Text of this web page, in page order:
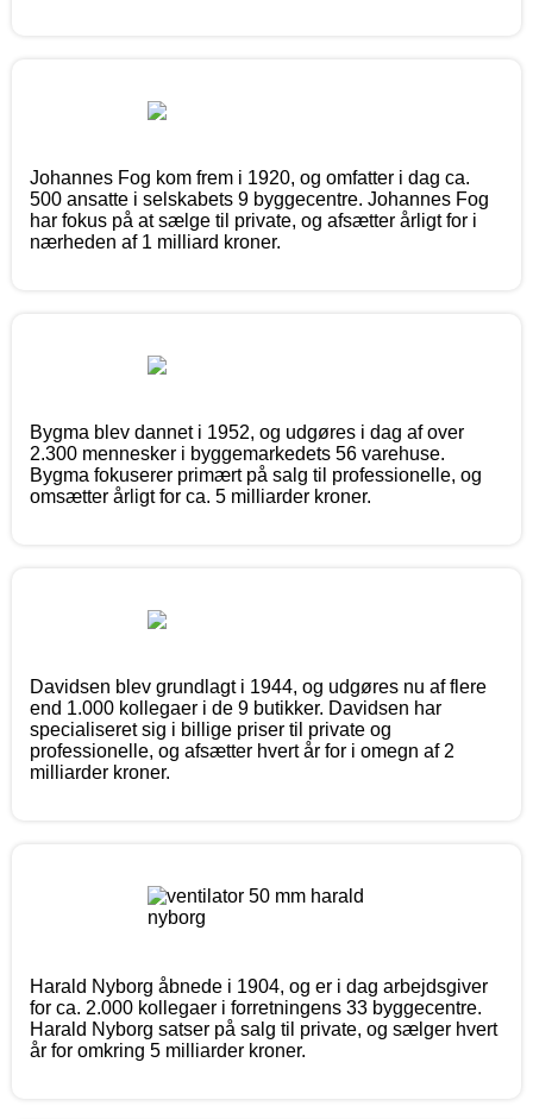
Johannes Fog kom frem i 1920, og omfatter i dag ca.
500 ansatte i selskabets 9 byggecentre. Johannes Fog
har fokus på at sælge til private, og afsætter årligt for i
nærheden af 1 milliard kroner.
Bygma blev dannet i 1952, og udgøres i dag af over
2.300 mennesker i byggemarkedets 56 varehuse.
Bygma fokuserer primært på salg til professionelle, og
omsætter årligt for ca. 5 milliarder kroner.
Davidsen blev grundlagt i 1944, og udgøres nu af flere
end 1.000 kollegaer i de 9 butikker. Davidsen har
specialiseret sig i billige priser til private og
professionelle, og afsætter hvert år for i omegn af 2
milliarder kroner.
Harald Nyborg åbnede i 1904, og er i dag arbejdsgiver
for ca. 2.000 kollegaer i forretningens 33 byggecentre.
Harald Nyborg satser på salg til private, og sælger hvert
år for omkring 5 milliarder kroner.